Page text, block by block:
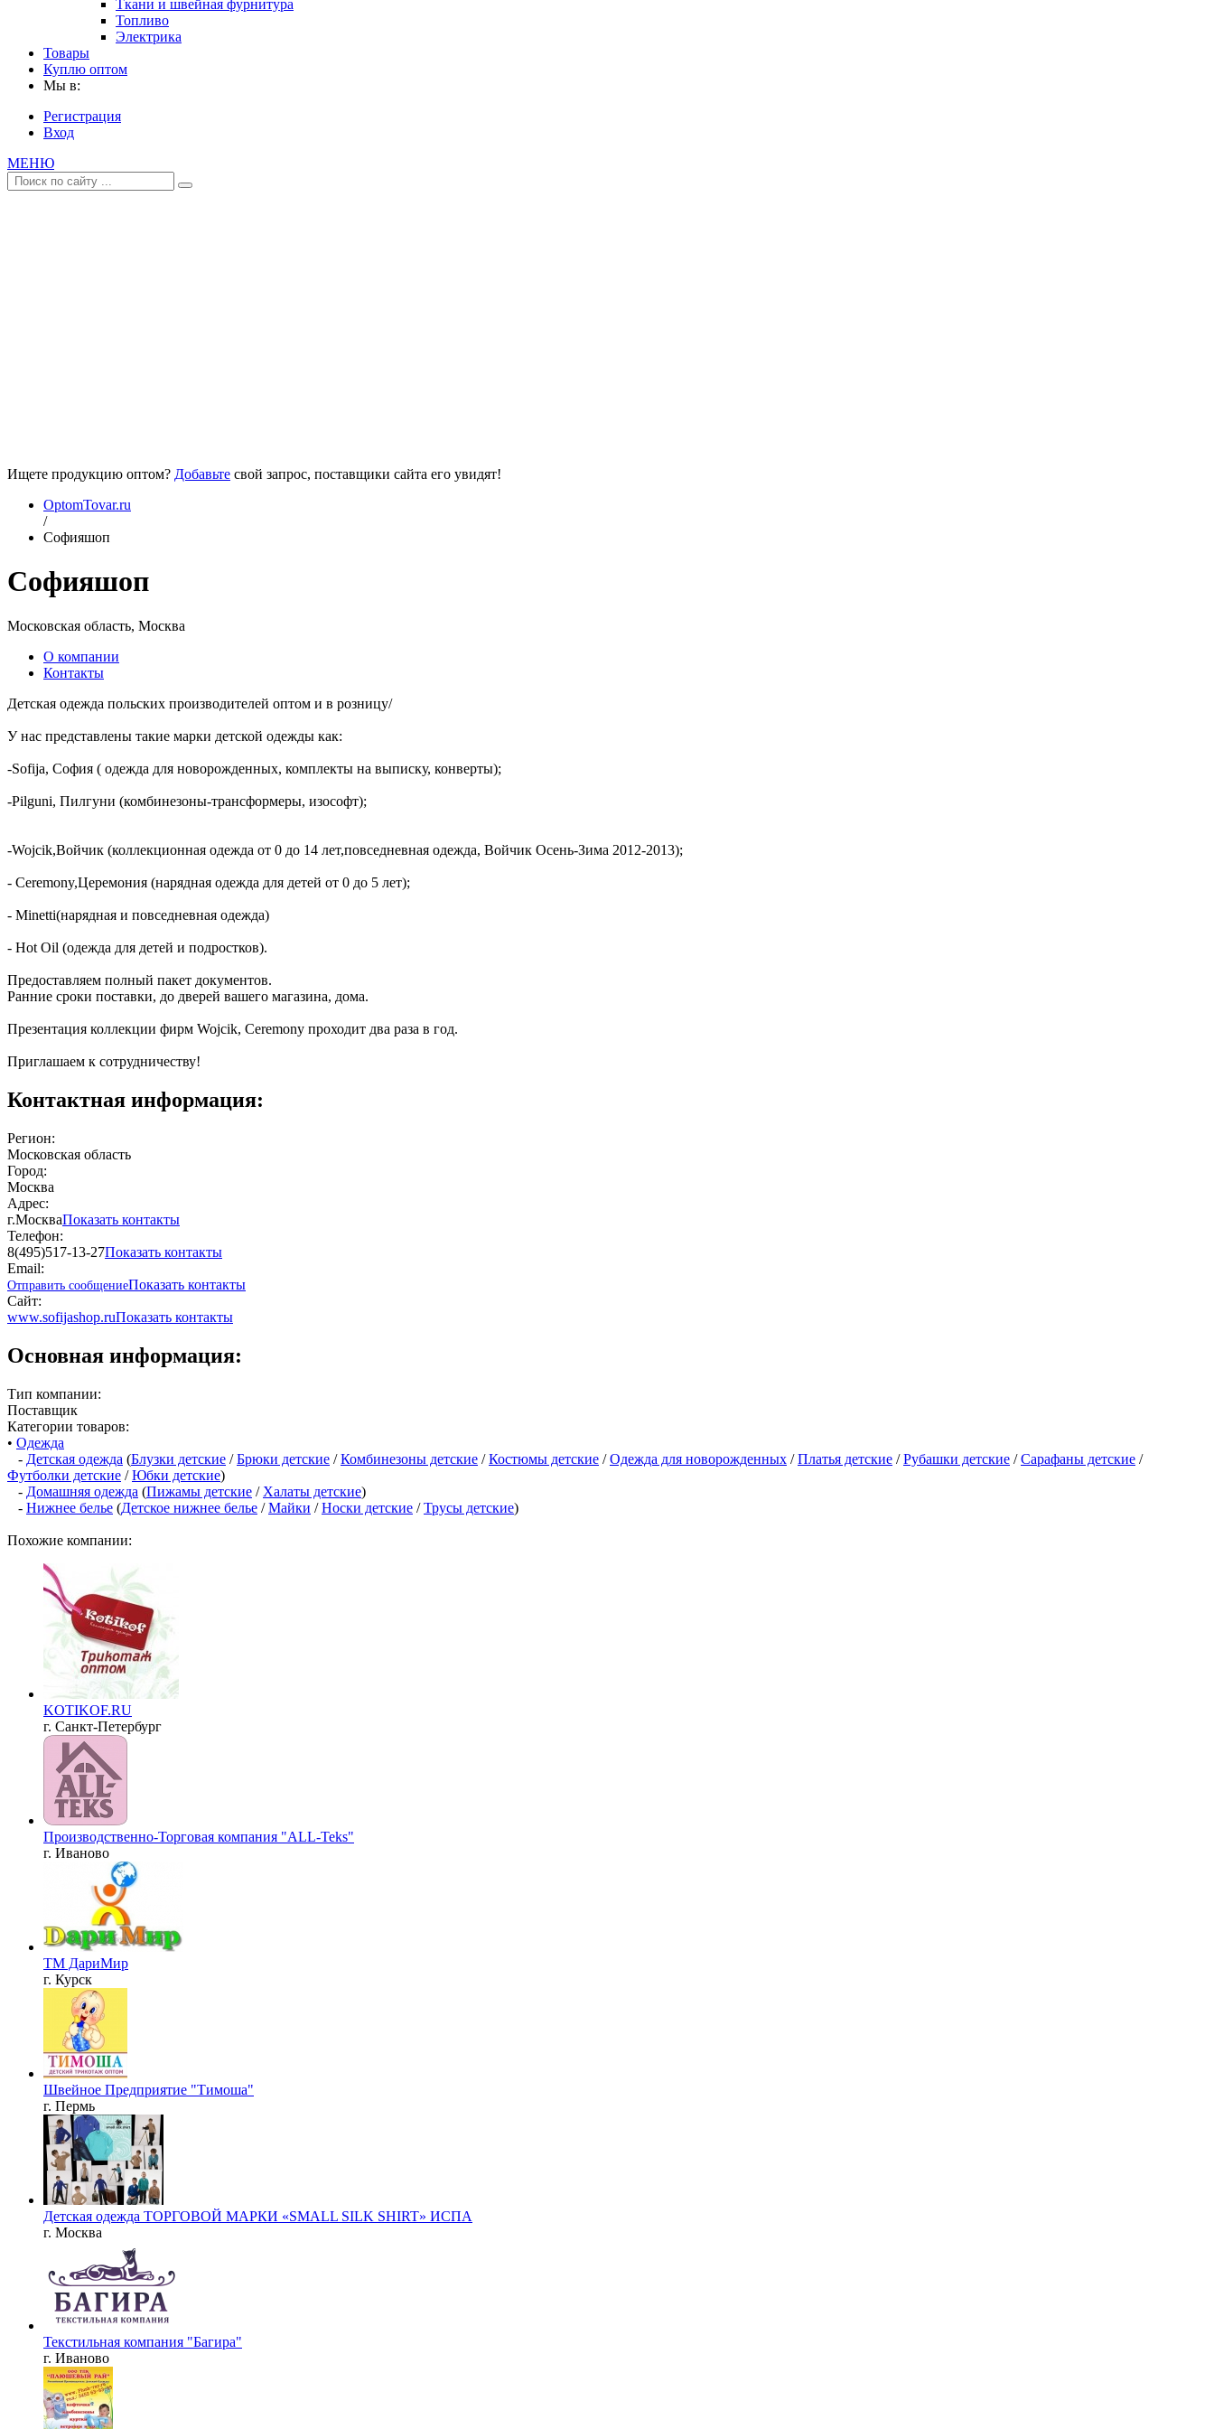
Ткани и швейная фурнитура
Топливо
Электрика
Товары
Куплю оптом
Мы в:
Регистрация
Вход
МЕНЮ
Ищете продукцию оптом? Добавьте свой запрос, поставщики сайта его увидят!
OptomTovar.ru
/
Софияшоп
Софияшоп
Московская область, Москва
О компании
Контакты
Детская одежда польских производителей оптом и в розницу/
У нас представлены такие марки детской одежды как:
-Sofija, София ( одежда для новорожденных, комплекты на выписку, конверты);
-Pilguni, Пилгуни (комбинезоны-трансформеры, изософт);
-Wojcik,Войчик (коллекционная одежда от 0 до 14 лет,повседневная одежда, Войчик Осень-Зима 2012-2013);
- Ceremony,Церемония (нарядная одежда для детей от 0 до 5 лет);
- Minetti(нарядная и повседневная одежда)
- Hot Oil (одежда для детей и подростков).
Предоставляем полный пакет документов.
Ранние сроки поставки, до дверей вашего магазина, дома.
Презентация коллекции фирм Wojcik, Ceremony проходит два раза в год.
Приглашаем к сотрудничеству!
Контактная информация:
Регион:
Московская область
Город:
Москва
Адрес:
г.МоскваПоказать контакты
Телефон:
8(495)517-13-27Показать контакты
Email:
Отправить сообщениеПоказать контакты
Сайт:
www.sofijashop.ruПоказать контакты
Основная информация:
Тип компании:
Поставщик
Категории товаров:
• Одежда
- Детская одежда (Блузки детские /Брюки детские /Комбинезоны детские /Костюмы детские /Одежда для новорожденных /Платья детские /Рубашки детские /Сарафаны детские /
Футболки детские /Юбки детские)
- Домашняя одежда (Пижамы детские / Халаты детские)
- Нижнее белье (Детское нижнее белье /Майки /Носки детские /Трусы детские)
Похожие компании:
KOTIKOF.RU
г. Санкт-Петербург
Производственно-Торговая компания "ALL-Teks"
г. Иваново
ТМ ДариМир
г. Курск
Швейное Предприятие "Тимоша"
г. Пермь
Детская одежда ТОРГОВОЙ МАРКИ «SMALL SILK SHIRT» ИСПА
г. Москва
Текстильная компания "Багира"
г. Иваново